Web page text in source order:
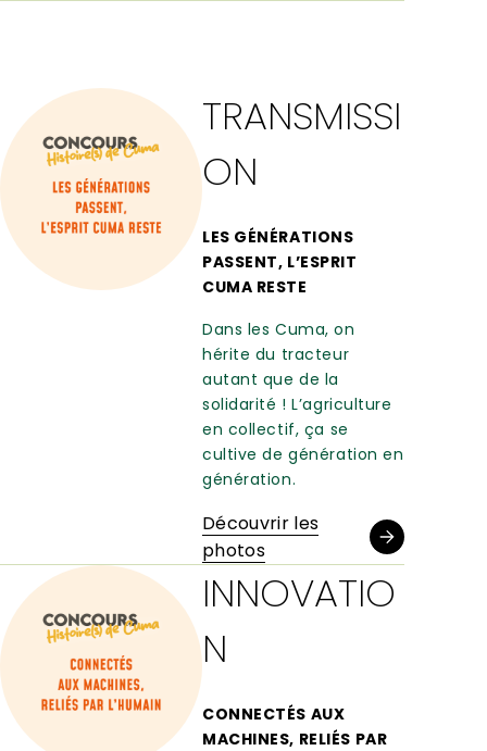
TRANSMISSI
ON
LES GÉNÉRATIONS
PASSENT, L’ESPRIT
CUMA RESTE
Dans les Cuma, on
hérite du tracteur
autant que de la
solidarité ! L’agriculture
en collectif, ça se
cultive de génération en
génération.
Découvrir les
photos
INNOVATIO
N
CONNECTÉS AUX
MACHINES, RELIÉS PAR